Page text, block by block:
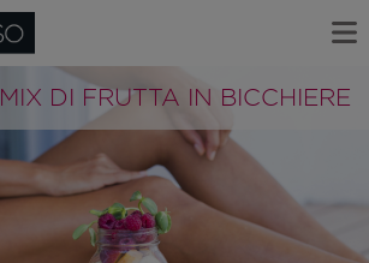
MIX DI FRUTTA IN BICCHIERE